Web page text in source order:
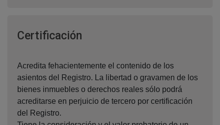
Certificación
Acredita fehacientemente el contenido de los
asientos del Registro. La libertad o gravamen de los
bienes inmuebles o derechos reales sólo podrá
acreditarse en perjuicio de tercero por certificación
del Registro.